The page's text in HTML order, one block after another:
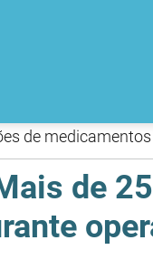
de
de